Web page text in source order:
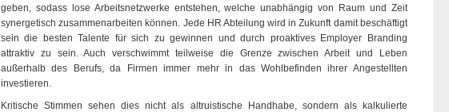
geben, sodass lose Arbeitsnetzwerke entstehen, welche unabhängig von Raum und Zeit
synergetisch zusammenarbeiten können. Jede HR Abteilung wird in Zukunft damit beschäftigt
sein die besten Talente für sich zu gewinnen und durch proaktives Employer Branding
attraktiv zu sein. Auch verschwimmt teilweise die Grenze zwischen Arbeit und Leben
außerhalb des Berufs, da Firmen immer mehr in das Wohlbefinden ihrer Angestellten
investieren.
Kritische Stimmen sehen dies nicht als altruistische Handhabe, sondern als kalkulierte